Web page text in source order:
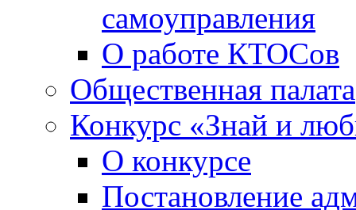
самоуправления
О работе КТОСов
Общественная палата
Конкурс «Знай и
О конкурсе
Постановление